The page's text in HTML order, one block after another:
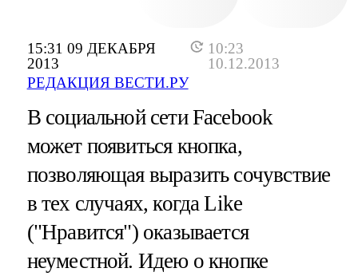
15:31 09 ДЕКАБРЯ
2013
10:23
10.12.2013
РЕДАКЦИЯ ВЕСТИ.РУ
В социальной сети Facebook
может появиться кнопка,
позволяющая выразить сочувствие
в тех случаях, когда Like
("Нравится") оказывается
неуместной. Идею о кнопке